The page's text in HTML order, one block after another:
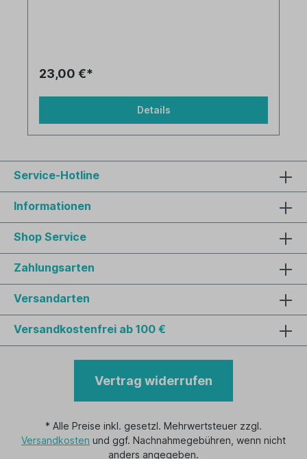
23,00 €*
Details
Service-Hotline
Informationen
Shop Service
Zahlungsarten
Versandarten
Versandkostenfrei ab 100 €
Vertrag widerrufen
* Alle Preise inkl. gesetzl. Mehrwertsteuer zzgl.
Versandkosten und ggf. Nachnahmegebühren, wenn nicht
anders angegeben.